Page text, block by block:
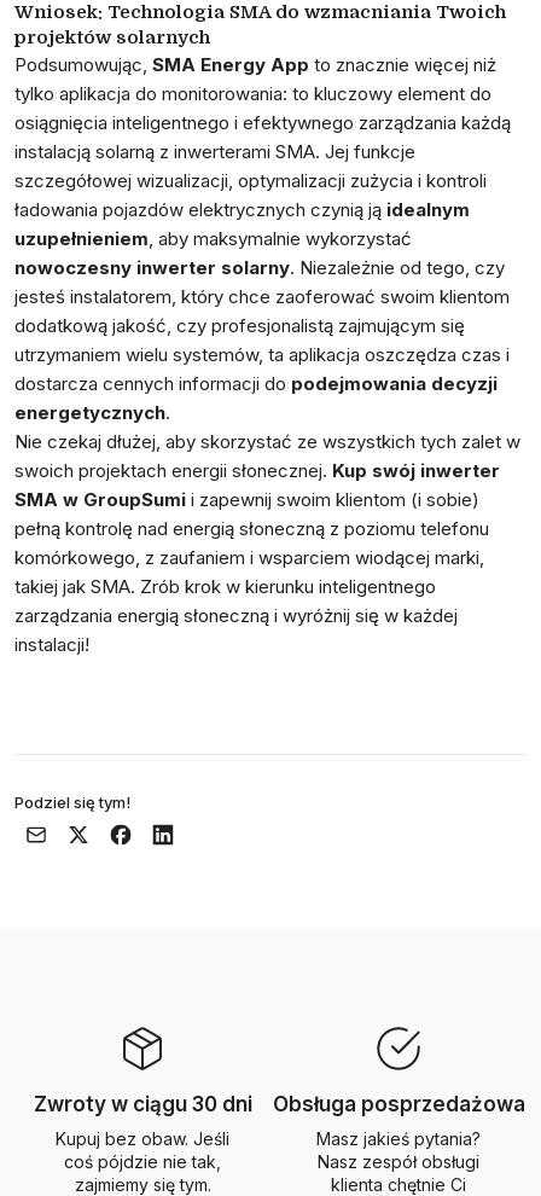
Wniosek: Technologia SMA do wzmacniania Twoich
projektów solarnych
Podsumowując, SMA Energy App to znacznie więcej niż
tylko aplikacja do monitorowania: to kluczowy element do
osiągnięcia inteligentnego i efektywnego zarządzania każdą
instalacją solarną z inwerterami SMA. Jej funkcje
szczegółowej wizualizacji, optymalizacji zużycia i kontroli
ładowania pojazdów elektrycznych czynią ją idealnym
uzupełnieniem, aby maksymalnie wykorzystać
nowoczesny inwerter solarny. Niezależnie od tego, czy
jesteś instalatorem, który chce zaoferować swoim klientom
dodatkową jakość, czy profesjonalistą zajmującym się
utrzymaniem wielu systemów, ta aplikacja oszczędza czas i
dostarcza cennych informacji do podejmowania decyzji
energetycznych.
Nie czekaj dłużej, aby skorzystać ze wszystkich tych zalet w
swoich projektach energii słonecznej. Kup swój inwerter
SMA w GroupSumi i zapewnij swoim klientom (i sobie)
pełną kontrolę nad energią słoneczną z poziomu telefonu
komórkowego, z zaufaniem i wsparciem wiodącej marki,
takiej jak SMA. Zrób krok w kierunku inteligentnego
zarządzania energią słoneczną i wyróżnij się w każdej
instalacji!​
Podziel się tym!
Zwroty w ciągu 30 dni
Kupuj bez obaw. Jeśli
coś pójdzie nie tak,
zajmiemy się tym.
Obsługa posprzedażowa
Masz jakieś pytania?
Nasz zespół obsługi
klienta chętnie Ci